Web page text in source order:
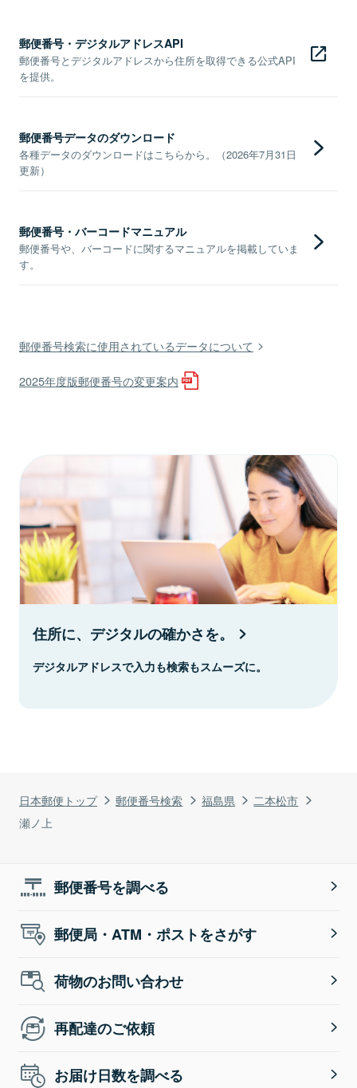
日本郵便トップ 郵便番号検索 福島県
二本松市
瀬ノ上
郵便番号・デジタルアドレスAPI
郵便番号とデジタルアドレスから住所を取得できる公式API
を提供。
郵便番号データのダウンロード
各種データのダウンロードはこちらから。（2026年7月31日
更新）
郵便番号・バーコードマニュアル
郵便番号や、バーコードに関するマニュアルを掲載していま
す。
郵便番号検索に使用されているデータについて
2025年度版郵便番号の変更案内
住所に、デジタルの確かさを。
デジタルアドレスで入力も検索もスムーズに。
郵便番号を調べる
郵便局・ATM・ポストをさがす
荷物のお問い合わせ
再配達のご依頼
お届け日数を調べる